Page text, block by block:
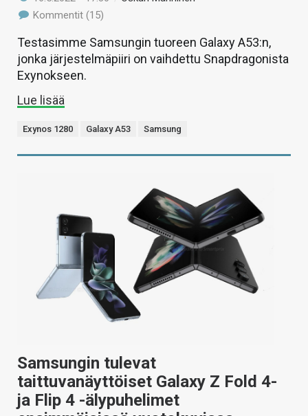
Kommentit (15)
Testasimme Samsungin tuoreen Galaxy A53:n,
jonka järjestelmäpiiri on vaihdettu Snapdragonista
Exynokseen.
Lue lisää
Exynos 1280 Galaxy A53 Samsung
Samsungin tulevat
taittuvanäyttöiset Galaxy Z Fold 4-
ja Flip 4 -älypuhelimet